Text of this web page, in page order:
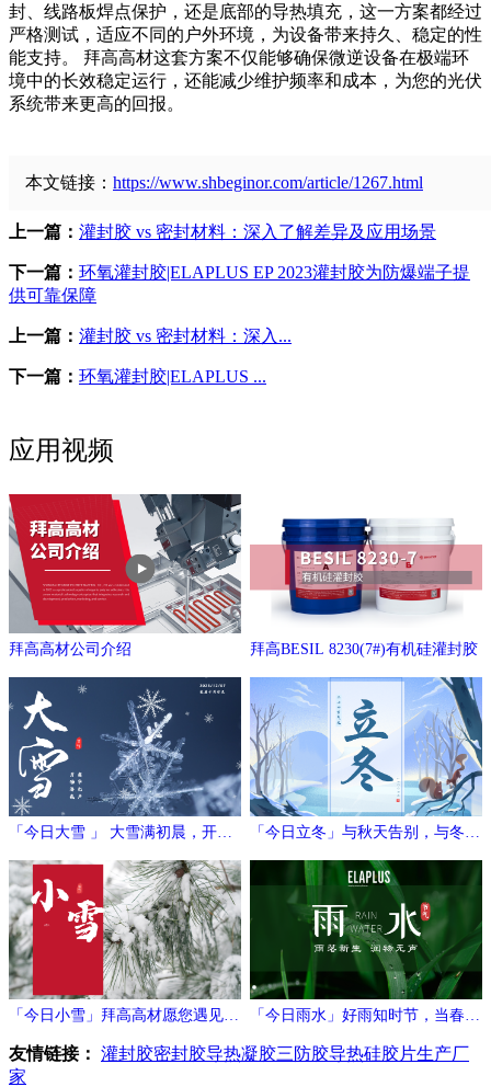
封、线路板焊点保护，还是底部的导热填充，这一方案都经过
严格测试，适应不同的户外环境，为设备带来持久、稳定的性
能支持。 拜高高材这套方案不仅能够确保微逆设备在极端环
境中的长效稳定运行，还能减少维护频率和成本，为您的光伏
系统带来更高的回报。
本文链接： https://www.shbeginor.com/article/1267.html
上一篇： 灌封胶 vs 密封材料：深入了解差异及应用场景
下一篇： 环氧灌封胶|ELAPLUS EP 2023灌封胶为防爆端子提
供可靠保障
上一篇： 灌封胶 vs 密封材料：深入...
下一篇： 环氧灌封胶|ELAPLUS ...
应用视频
拜高高材公司介绍 拜高BESIL 8230(7#)有机硅灌封胶
「今日大雪 」 大雪满初晨，开门
万象新
「今日立冬」与秋天告别，与冬日
相拥
「今日小雪」拜高高材愿您遇见冬
日的温暖与期待！
「今日雨水」好雨知时节，当春乃
发生
友情链接： 灌封胶密封胶导热凝胶三防胶导热硅胶片生产厂
家